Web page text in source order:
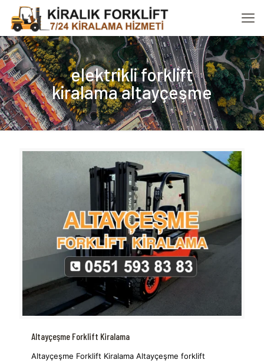
elektrikli forklift
kiralama altayçeşme
Altayçeşme Forklift Kiralama
Altayçeşme Forklift Kiralama Altayçeşme forklift